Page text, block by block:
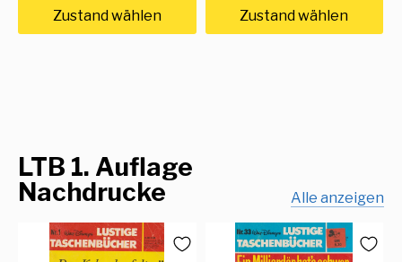
Zustand wählen Zustand wählen
LTB 1. Auflage
Nachdrucke
Alle anzeigen